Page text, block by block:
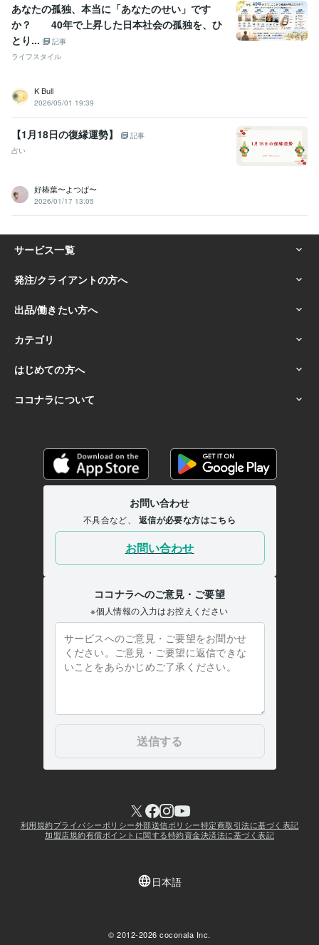
得意分野
悩み相談・カウンセリング 悩みを聞くこと、子育て
子育て、悩み、恋愛、
占い アカシックリーディング・霊視タロット
ツインレイ鑑定
学歴
某看護学校卒業
あなたの孤独、本当に「あなたのせい」です
か？ 40年で上昇した日本社会の孤独を、ひ
とり...
記事
ライフスタイル
K Bull
2026/05/01 19:39
【1月18日の復縁運勢】
記事
占い
好椿葉〜よつば〜
2026/01/17 13:05